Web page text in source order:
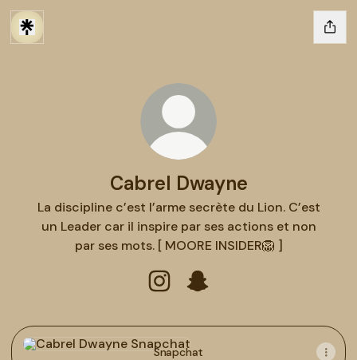
Cabrel Dwayne
La discipline c’est l’arme secrète du Lion. C’est
un Leader car il inspire par ses actions et non
par ses mots. [ MOORE INSIDER🦁 ]
Snapchat
Snapchat